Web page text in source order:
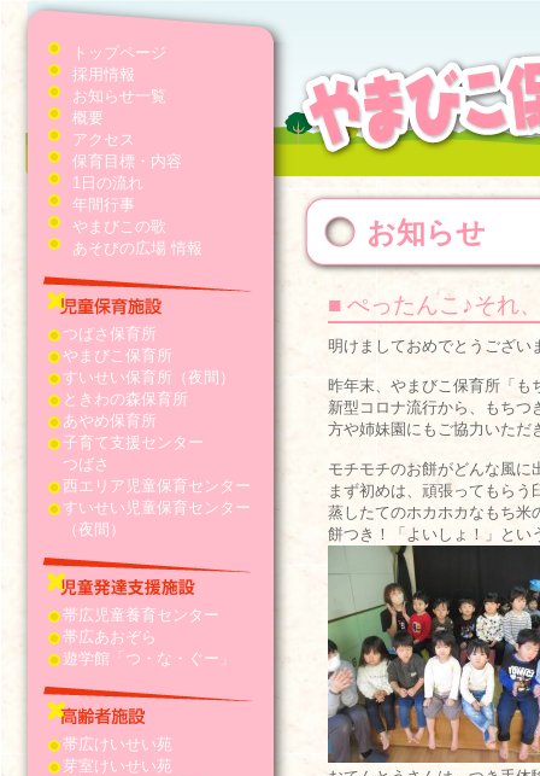
お知らせ
■ ぺったんこ♪それ
明けましておめでとうござい
昨年末、やまびこ保育所「も
新型コロナ流行から、もちつ
方や姉妹園にもご協力いただ
モチモチのお餅がどんな風に
まず初めは、頑張ってもら
蒸したてのホカホカなもち米
餅つき！「よいしょ！」とい
トップページ
採用情報
お知らせ一覧
概要
アクセス
保育目標・内容
1日の流れ
年間行事
やまびこの歌
あそびの広場 情報
つばさ保育所
やまびこ保育所
すいせい保育所（夜間）
ときわの森保育所
あやめ保育所
子育て支援センター
つばさ
西エリア児童保育センター
すいせい児童保育センター
（夜間）
帯広児童養育センター
帯広あおぞら
遊学館「つ・な・ぐー」
帯広けいせい苑
芽室けいせい苑